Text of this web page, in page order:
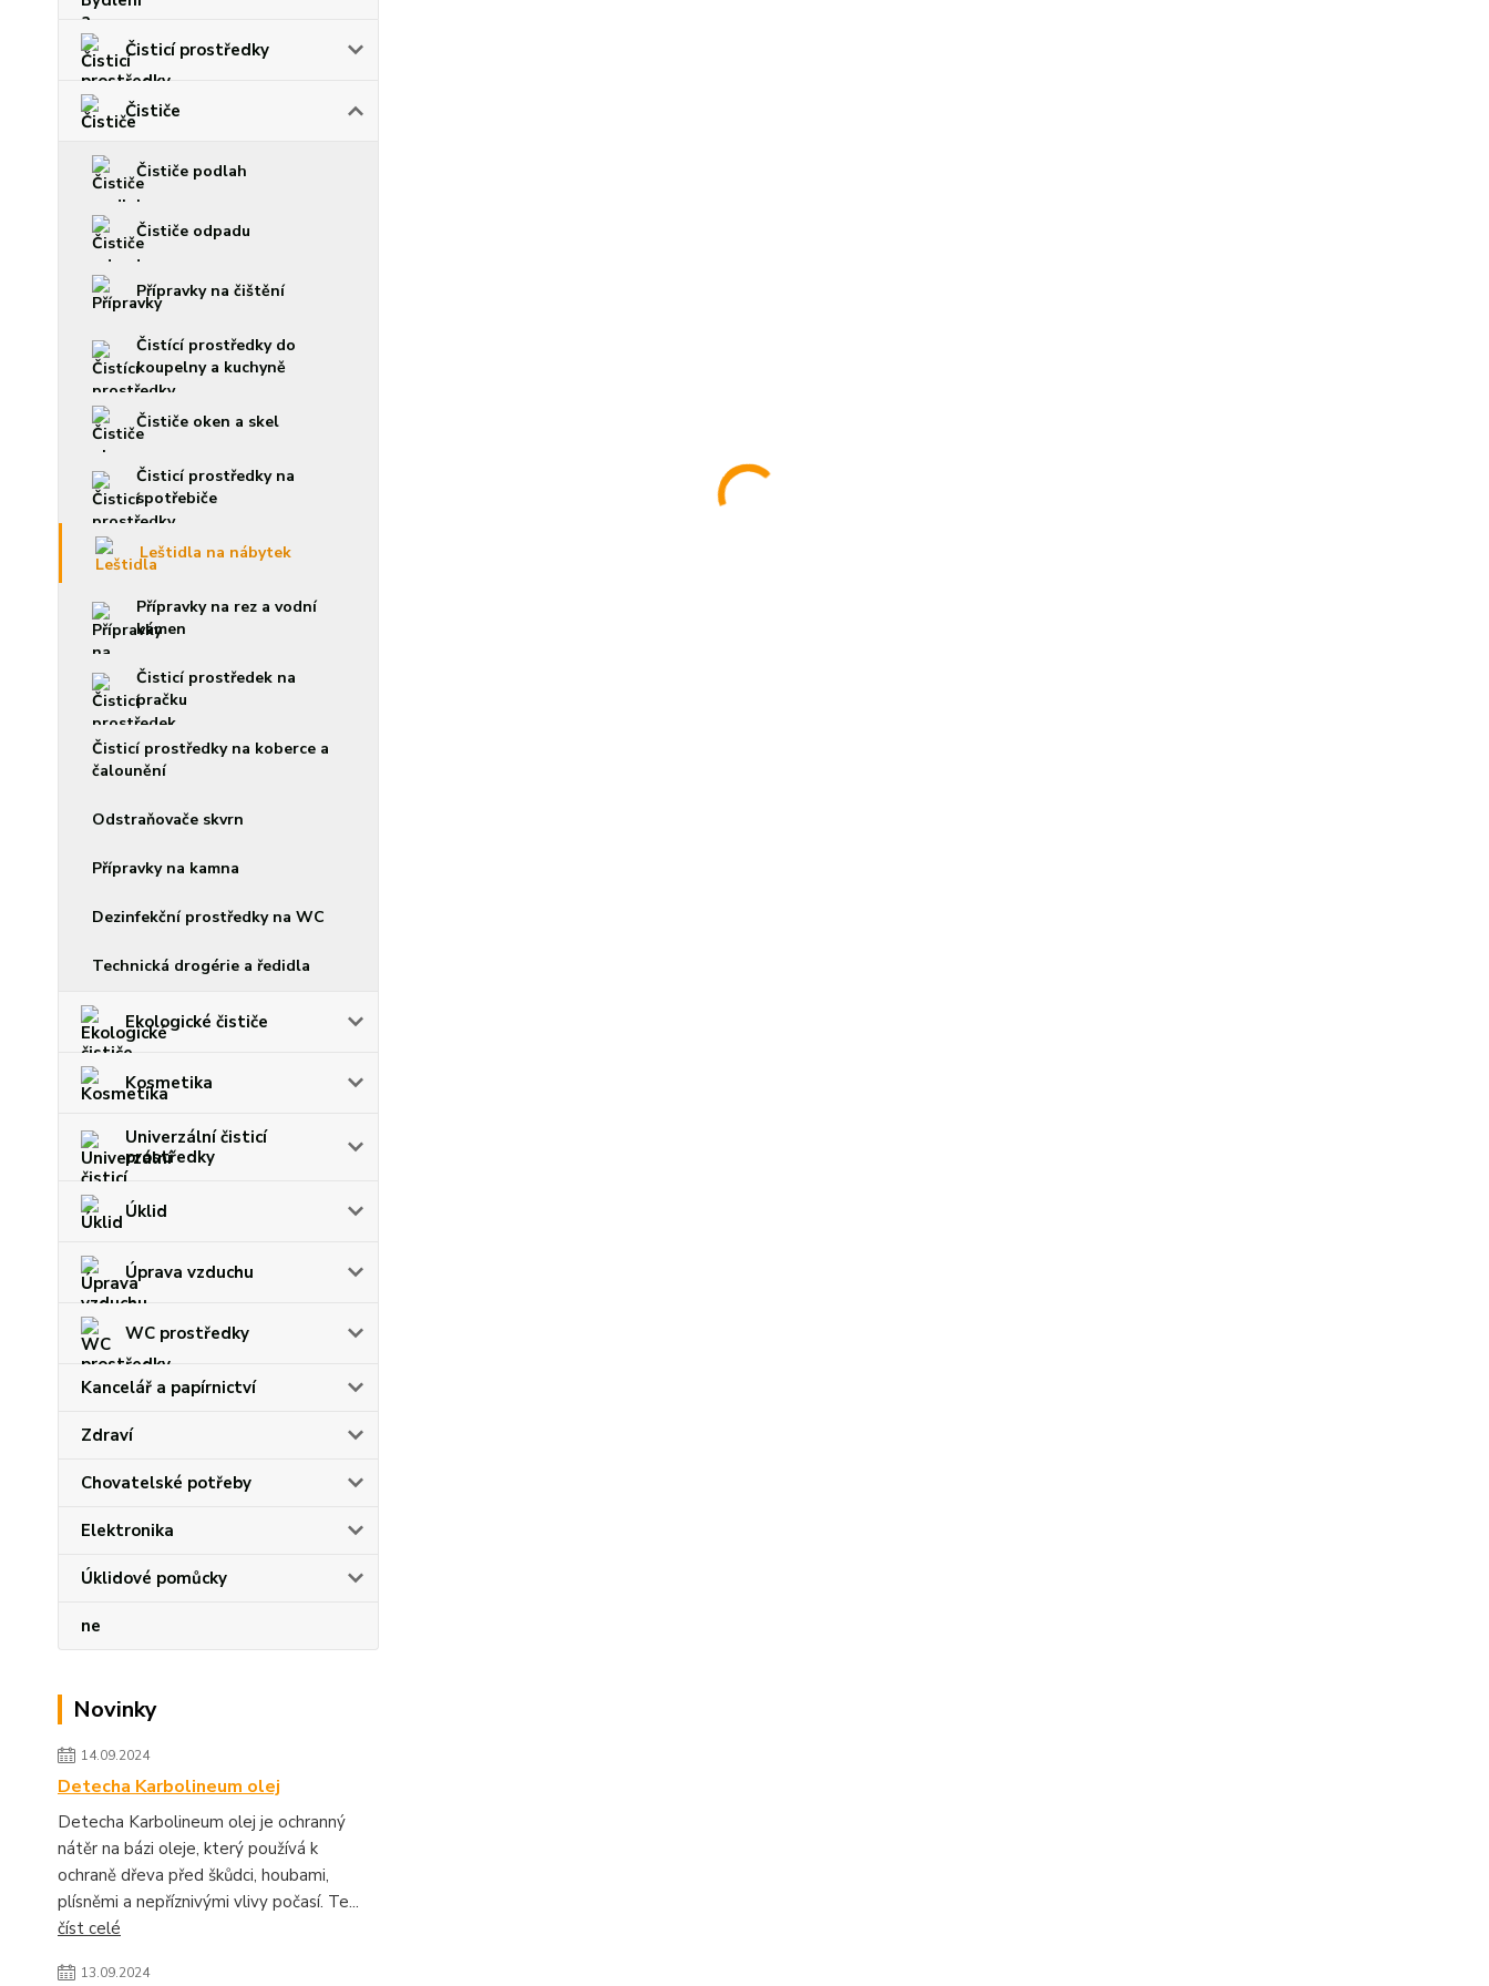
Čisticí prostředky
Čističe
Čističe podlah
Čističe odpadu
Přípravky na čištění
Čistící prostředky do
koupelny a kuchyně
Čističe oken a skel
Čisticí prostředky na
spotřebiče
Leštidla na nábytek
Přípravky na rez a vodní
kámen
Čisticí prostředek na
pračku
Čisticí prostředky na koberce a
čalounění
Odstraňovače skvrn
Přípravky na kamna
Dezinfekční prostředky na WC
Technická drogérie a ředidla
Ekologické čističe
Kosmetika
Univerzální čisticí
prostředky
Úklid
Úprava vzduchu
WC prostředky
Kancelář a papírnictví
Zdraví
Chovatelské potřeby
Elektronika
Úklidové pomůcky
ne
Novinky
14.09.2024
Detecha Karbolineum olej
Detecha Karbolineum olej je ochranný
nátěr na bázi oleje, který používá k
ochraně dřeva před škůdci, houbami,
plísněmi a nepříznivými vlivy počasí. Te...
číst celé
13.09.2024